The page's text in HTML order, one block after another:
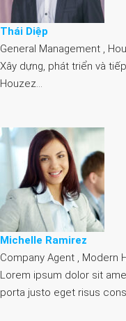
Thái Diệp
General Management ,
Xây dựng, phát triển và
Houzez…
Michelle Ramirez
Company Agent , Modern
Lorem ipsum dolor sit
porta justo eget risus